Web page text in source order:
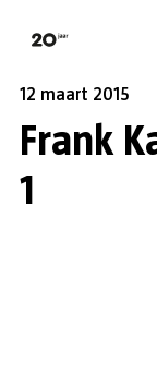
12 maart 2015
Frank
1